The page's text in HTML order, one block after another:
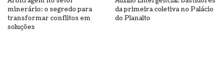
minerário: o segredo para
transformar conflitos em
soluções
da primeira coletiva no Palácio
do Planalto